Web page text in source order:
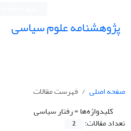
پژوهشنامه علوم سیاسی
صفحه اصلی
فهرست مقالات
کلیدواژه‌ها =رفتار سیاسی
تعداد مقالات:
2